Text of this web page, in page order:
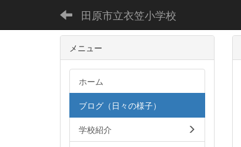
田原市立衣笠小学校
メニュー
ホーム
ブログ（日々の様子）
学校紹介